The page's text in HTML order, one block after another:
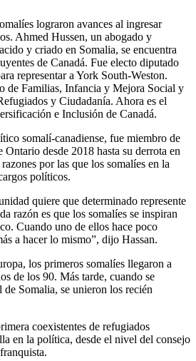
lograron avances al ingresar
Ahmed Hussen, un abogado y
y criado en Somalia, se encuentra
de Canadá. Fue electo diputado
representar a York South-Weston.
de Familias, Infancia y Mejora Social y
y Ciudadanía. Ahora es el
e Inclusión de Canadá.
somalí-canadiense, fue miembro de
desde 2018 hasta su derrota en
por las que los somalíes en la
políticos.
quiere que determinado represente
razón es que los somalíes se inspiran
Cuando uno de ellos hace poco
a hacer lo mismo”, dijo Hassan.
los primeros somalíes llegaron a
de los 90. Más tarde, cuando se
Somalia, se unieron los recién
coexistentes de refugiados
en la política, desde el nivel del consejo